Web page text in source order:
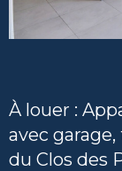
À louer :
avec
du Clos des